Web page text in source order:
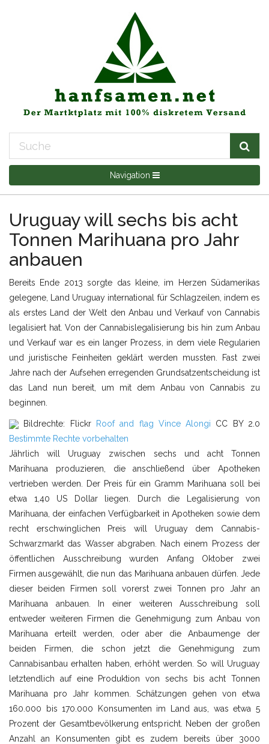
Navigation
Uruguay will sechs bis acht
Tonnen Marihuana pro Jahr
anbauen
Bereits Ende 2013 sorgte das kleine, im Herzen Südamerikas
gelegene, Land Uruguay international für Schlagzeilen, indem es
als erstes Land der Welt den Anbau und Verkauf von Cannabis
legalisiert hat. Von der Cannabislegalisierung bis hin zum Anbau
und Verkauf war es ein langer Prozess, in dem viele Regularien
und juristische Feinheiten geklärt werden mussten. Fast zwei
Jahre nach der Aufsehen erregenden Grundsatzentscheidung ist
das Land nun bereit, um mit dem Anbau von Cannabis zu
beginnen.
Bildrechte: Flickr Roof and flag Vince Alongi CC BY 2.0
Bestimmte Rechte vorbehalten
Jährlich will Uruguay zwischen sechs und acht Tonnen
Marihuana produzieren, die anschließend über Apotheken
vertrieben werden. Der Preis für ein Gramm Marihuana soll bei
etwa 1,40 US Dollar liegen. Durch die Legalisierung von
Marihuana, der einfachen Verfügbarkeit in Apotheken sowie dem
recht erschwinglichen Preis will Uruguay dem Cannabis-
Schwarzmarkt das Wasser abgraben. Nach einem Prozess der
öffentlichen Ausschreibung wurden Anfang Oktober zwei
Firmen ausgewählt, die nun das Marihuana anbauen dürfen. Jede
dieser beiden Firmen soll vorerst zwei Tonnen pro Jahr an
Marihuana anbauen. In einer weiteren Ausschreibung soll
entweder weiteren Firmen die Genehmigung zum Anbau von
Marihuana erteilt werden, oder aber die Anbaumenge der
beiden Firmen, die schon jetzt die Genehmigung zum
Cannabisanbau erhalten haben, erhöht werden. So will Uruguay
letztendlich auf eine Produktion von sechs bis acht Tonnen
Marihuana pro Jahr kommen. Schätzungen gehen von etwa
160.000 bis 170.000 Konsumenten im Land aus, was etwa 5
Prozent der Gesamtbevölkerung entspricht. Neben der großen
Anzahl an Konsumenten gibt es zudem bereits über 3000